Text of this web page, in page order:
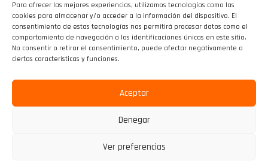
Para ofrecer las mejores experiencias, utilizamos tecnologías como las
cookies para almacenar y/o acceder a la información del dispositivo. El
consentimiento de estas tecnologías nos permitirá procesar datos como el
comportamiento de navegación o las identificaciones únicas en este sitio.
No consentir o retirar el consentimiento, puede afectar negativamente a
ciertas características y funciones.
Aceptar
Denegar
Ver preferencias
Email:
info@turolensedemaquinaria.com
www.turolensedemaquinaria.com


2025 Sumaher | Desarrollado por Marketing o10media